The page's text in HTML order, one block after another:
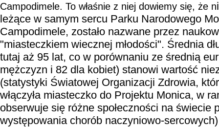
Campodimele. To właśnie z niej dowiemy się, że n
leżące w samym sercu Parku Narodowego
Campodimele, zostało nazwane przez
"miasteczkiem wiecznej młodości". Średnia
tutaj aż 95 lat, co w porównaniu ze średnią
mężczyzn i 82 dla kobiet) stanowi wartość
(statystyki Światowej Organizacji Zdrowia,
włączyła miasteczko do Projektu Monica, w
obserwuje się różne społeczności na świecie
występowania chorób naczyniowo-